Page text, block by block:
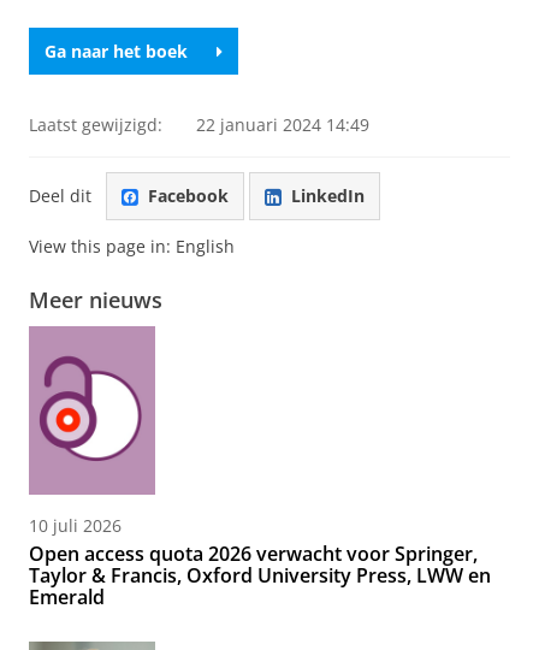
Ga naar het boek
Laatst gewijzigd: 22 januari 2024 14:49
Deel dit Facebook LinkedIn
View this page in: English
Meer nieuws
10 juli 2026
Open access quota 2026 verwacht voor Springer,
Taylor & Francis, Oxford University Press, LWW en
Emerald